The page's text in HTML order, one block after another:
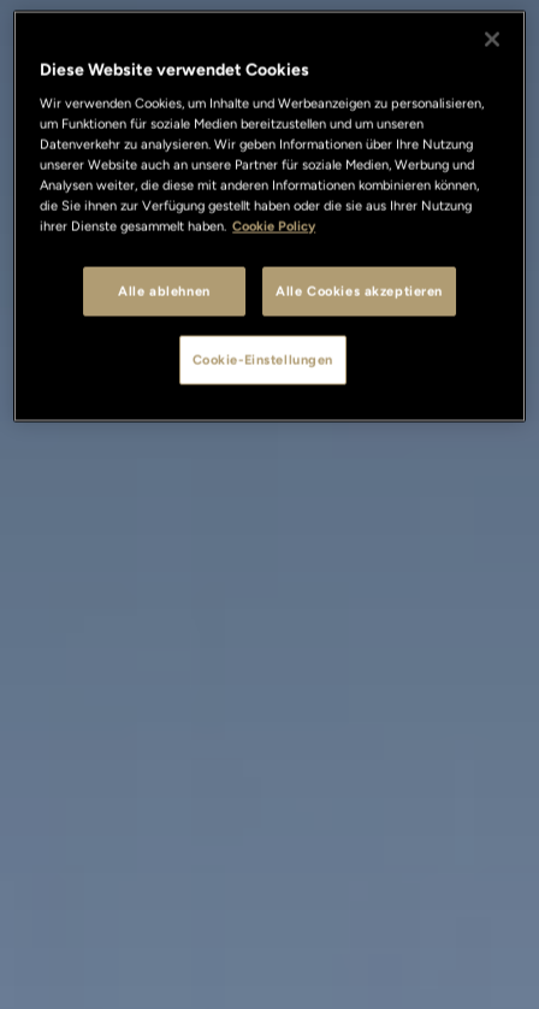
Diese Website verwendet Cookies
Wir verwenden Cookies, um Inhalte und Werbeanzeigen zu personalisieren,
um Funktionen für soziale Medien bereitzustellen und um unseren
Datenverkehr zu analysieren. Wir geben Informationen über Ihre Nutzung
unserer Website auch an unsere Partner für soziale Medien, Werbung und
Analysen weiter, die diese mit anderen Informationen kombinieren können,
die Sie ihnen zur Verfügung gestellt haben oder die sie aus Ihrer Nutzung
ihrer Dienste gesammelt haben. Cookie Policy
Alle ablehnen Alle Cookies akzeptieren
Cookie-Einstellungen